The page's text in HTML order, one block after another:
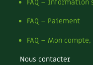
FAQ –
FAQ – Paiement
FAQ – Mon
Nous contacter